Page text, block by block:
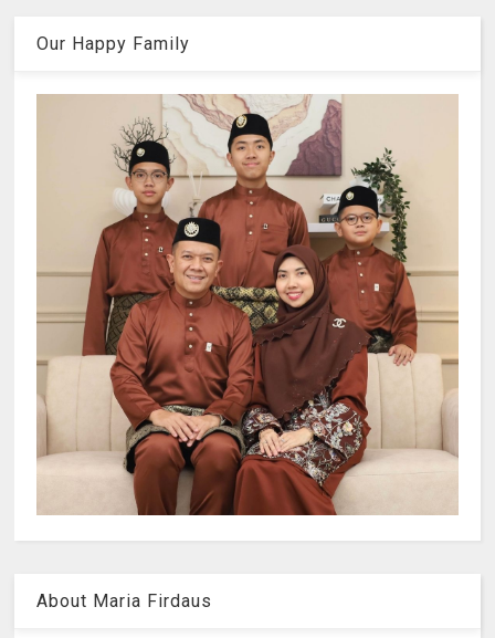
Our Happy Family
About Maria Firdaus